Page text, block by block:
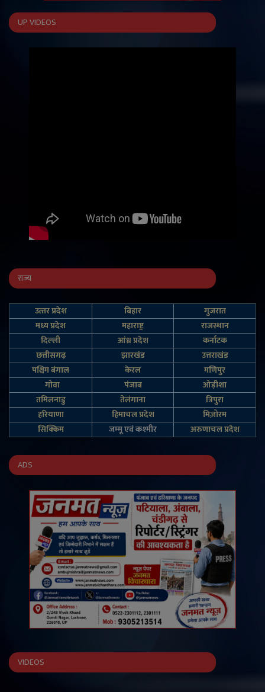
UP VIDEOS
राज्य
उत्‍तर प्रदेश बिहार
गुजरात
मध्य प्रदेश
महाराष्ट्र
राजस्थान
दिल्‍ली
आंध्र प्रदेश
कर्नाटक
छत्तीसगढ़
झारखंड
उत्तराखंड
पश्चिम बंगाल
केरल
मणिपुर
गोवा
पंजाब
ओड़ीशा
तमिलनाडु
तेलंगाना
त्रिपुरा
हरियाणा
हिमाचल प्रदेश
मिज़ोरम
सिक्किम
जम्‍मू एवं कश्‍मीर अरुणाचल प्रदेश
ADS
VIDEOS